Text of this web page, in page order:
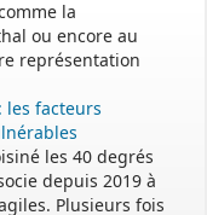
la
ou encore au
représentation
les facteurs
les 40 degrés
depuis 2019 à
Plusieurs fois